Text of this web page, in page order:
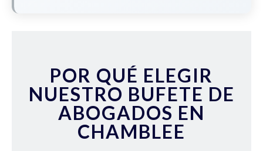
POR QUÉ ELEGIR
NUESTRO BUFETE DE
ABOGADOS EN
CHAMBLEE